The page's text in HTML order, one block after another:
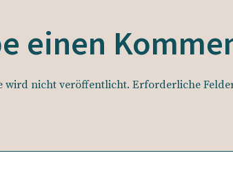
einen
wird nicht veröffentlicht. Erforderliche